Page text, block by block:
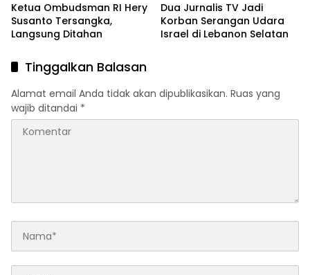
Ketua Ombudsman RI Hery
Susanto Tersangka,
Langsung Ditahan
Dua Jurnalis TV Jadi
Korban Serangan Udara
Israel di Lebanon Selatan
Tinggalkan Balasan
Alamat email Anda tidak akan dipublikasikan. Ruas yang
wajib ditandai *